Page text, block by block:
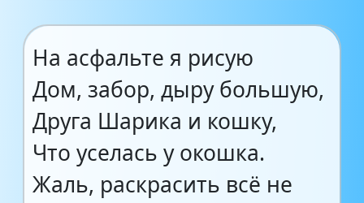
На асфальте я рисую
Дом, забор, дыру большую,
Друга Шарика и кошку,
Что уселась у окошка.
Жаль, раскрасить всё не